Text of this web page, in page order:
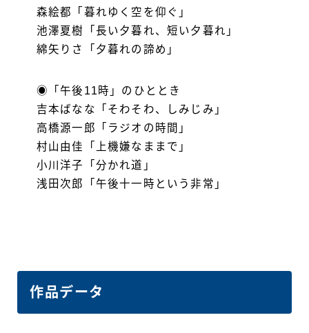
森絵都「暮れゆく空を仰ぐ」
池澤夏樹「長い夕暮れ、短い夕暮れ」
綿矢りさ「夕暮れの諦め」
◉「午後11時」のひととき
吉本ばなな「そわそわ、しみじみ」
高橋源一郎「ラジオの時間」
村山由佳「上機嫌なままで」
小川洋子「分かれ道」
浅田次郎「午後十一時という非常」
作品データ